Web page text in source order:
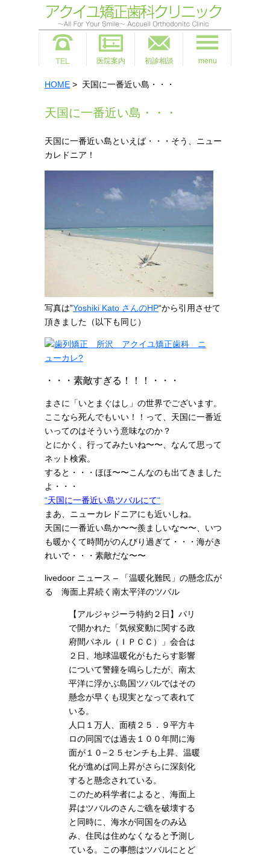
医院案内 初診相談 menu
HOME > 天国に一番近い島・・・
天国に一番近い島・・・
天国に一番近い島といえば・・・そう、ニュー
カレドニア！
写真は”Yoshiki Kato さんのHP“から引用させて
頂きました（以下も同じ）
・・・素敵すぎる！！！・・・
まさに「いとまぐはし」の世界でございます。
ここなら死んでもいい！！って、天国に一番近
いってのはそういう意味なのか？
とにかく、行ってみたいね〜〜、なんて思って
ネット検索。
すると・・・ほほ〜〜こんなのも出てきました
よ・・・
“天国に一番近い島ツバルにて“
まあ、ニューカレドニアにも近いしね。
天国に一番近い島か〜〜羨ましいな〜〜、いつ
も暖かくて時間がのんびり過ぎて・・・海がき
れいで・・・素敵だな〜〜
livedoor ニュース – 「温暖化難民」の懸念広が
る 海面上昇続く南太平洋のツバル
【アルジャジーラ特約２日】パリ
で開かれた「気候変動に関する政
府間パネル（ＩＰＣＣ）」会合は
２日、地球温暖化がもたらす影響
について警鐘を鳴らしたが、南太
平洋に浮かぶ島国ツバルではその
懸念が早くも現実となって表れて
いる。
人口１万人、面積２５．９平方キ
ロの同国では過去１００年間に海
面が１０−２５センチも上昇、温暖
化が進めば同上昇がさらに深刻化
すると懸念されている。
このため科学者によると、海面上
昇はツバルのさんご礁を破壊する
と同時に、海水が同国をのみ込
み、住民は住めなくなると予測し
ている。この事態はツバルにとど